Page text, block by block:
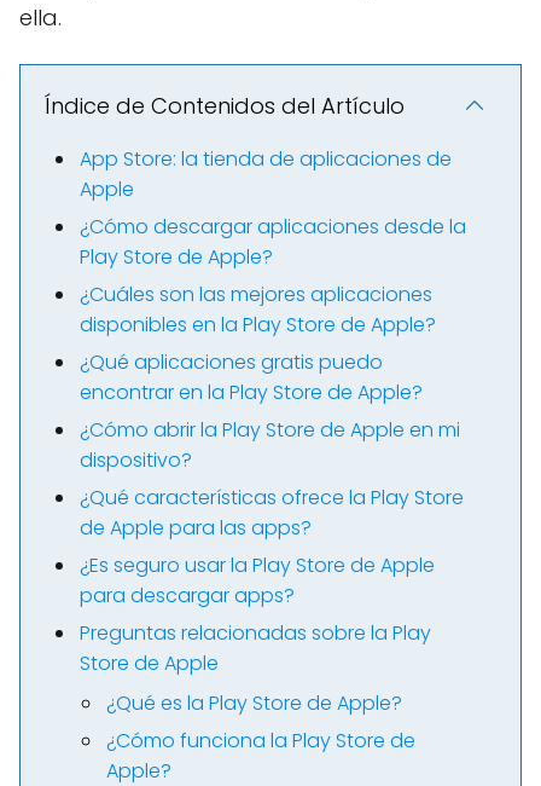
ella.
Índice de Contenidos del Artículo
App Store: la tienda de aplicaciones de
Apple
¿Cómo descargar aplicaciones desde la
Play Store de Apple?
¿Cuáles son las mejores aplicaciones
disponibles en la Play Store de Apple?
¿Qué aplicaciones gratis puedo
encontrar en la Play Store de Apple?
¿Cómo abrir la Play Store de Apple en mi
dispositivo?
¿Qué características ofrece la Play Store
de Apple para las apps?
¿Es seguro usar la Play Store de Apple
para descargar apps?
Preguntas relacionadas sobre la Play
Store de Apple
¿Qué es la Play Store de Apple?
¿Cómo funciona la Play Store de
Apple?